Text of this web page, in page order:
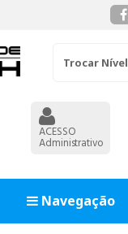
Trocar Nível
ACESSO
Administrativo
Navegação